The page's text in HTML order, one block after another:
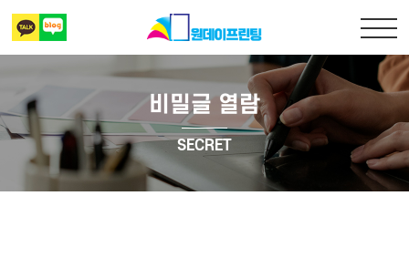
출력복사
책만들기
비밀글 열람
SECRET